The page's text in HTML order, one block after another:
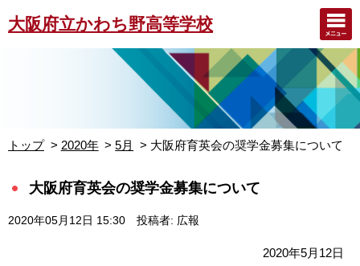
大阪府立かわち野高等学校
トップ 2020年 5月 大阪府育英会の奨学金募集について
大阪府育英会の奨学金募集について
2020年05月12日 15:30 投稿者: 広報
2020年5月12日